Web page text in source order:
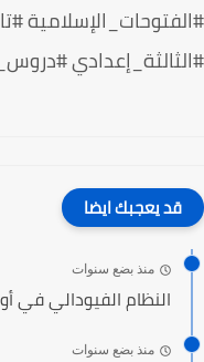
قد يعجبك ايضا
منذ بضع سنوات
النظام الفيودالي في
منذ بضع سنوات